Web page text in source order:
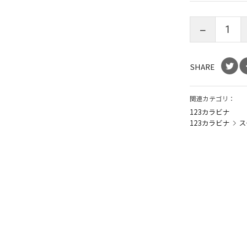
SHARE
関連カテゴリ：
123カラビナ
123カラビナ